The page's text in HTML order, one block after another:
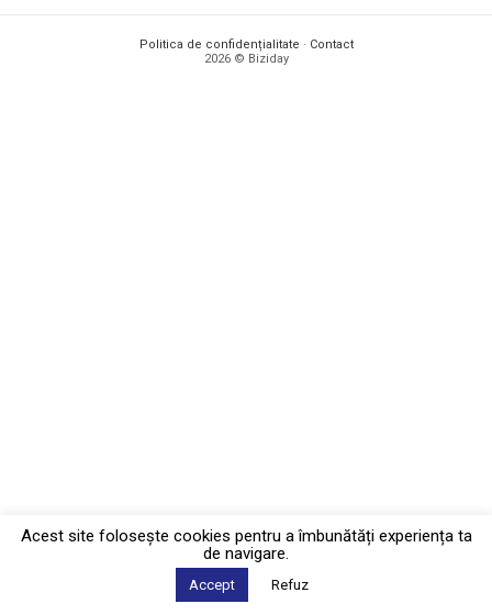
Politica de confidențialitate · Contact
2026 © Biziday
Acest site foloseşte cookies pentru a îmbunătăți experiența ta
de navigare.
Accept Refuz